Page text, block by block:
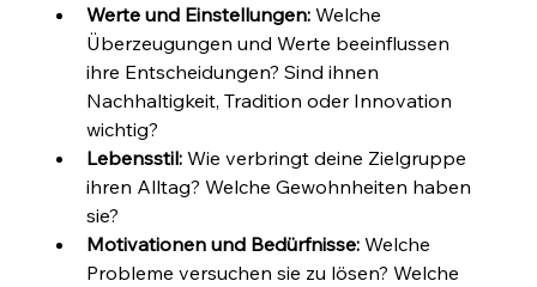
Werte und Einstellungen: Welche
Überzeugungen und Werte beeinflussen
ihre Entscheidungen? Sind ihnen
Nachhaltigkeit, Tradition oder Innovation
wichtig?
Lebensstil: Wie verbringt deine Zielgruppe
ihren Alltag? Welche Gewohnheiten haben
sie?
Motivationen und Bedürfnisse: Welche
Probleme versuchen sie zu lösen? Welche